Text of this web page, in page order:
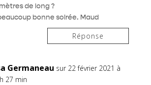
de long ?
bonne soirée. Maud
Réponse
Germaneau sur 22 février 2021 à
27 min